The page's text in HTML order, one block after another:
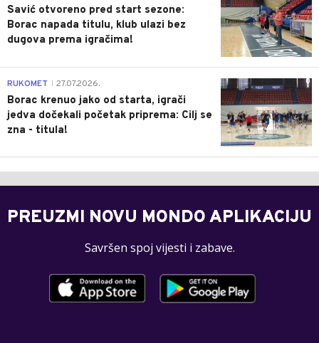
Savić otvoreno pred start sezone:
Borac napada titulu, klub ulazi bez
dugova prema igračima!
0
RUKOMET 27.07.2026.
Borac krenuo jako od starta, igrači
jedva dočekali početak priprema: Cilj se
zna - titula!
PREUZMI NOVU MONDO APLIKACIJU
Savršen spoj vijesti i zabave.